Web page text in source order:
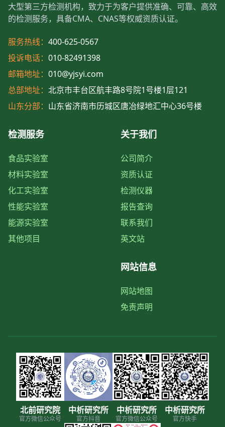
大型第三方检测机构，致力于为客户提供准确、可靠、高效
的检测服务，具备CMA、CNAS等权威资质认证。
服务热线： 400-625-0567
投诉电话： 010-82491398
邮箱地址： 010@yjsyi.com
总部地址： 北京市丰台区航丰路8号院1号楼1层121
山东分部： 山东省济南市历城区唐冶绿地汇中心36号楼
检测服务
食品实验室
材料实验室
化工实验室
性能实验室
能源实验室
其他项目
关于我们
公司简介
资质认证
检测仪器
报告查询
联系我们
英文站
网站信息
网站地图
免责声明
北前研究院
官方微信公众号
中析研究所
官方抖音
中析研究所
官方微信公众号
中析研究所
官方快手